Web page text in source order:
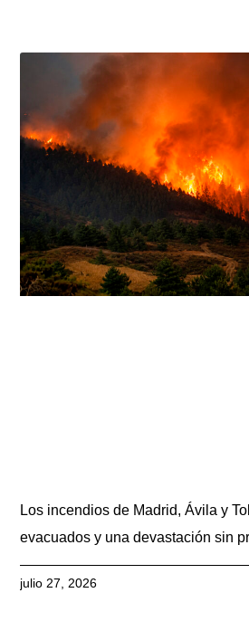
Los incendios de Madrid, Ávila y
evacuados y una devastación sin
julio 27, 2026